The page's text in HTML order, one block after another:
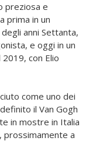
preziosa e
prima in un
anni Settanta,
e oggi in un
con Elio
come uno dei
il Van Gogh
in mostre in Italia
prossimamente a